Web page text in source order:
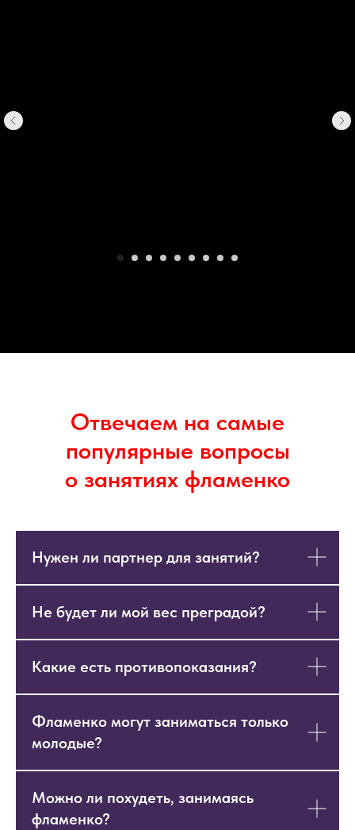
Отвечаем на самые
популярные вопросы
о занятиях фламенко
Нужен ли партнер для занятий?
Не будет ли мой вес преградой?
Какие есть противопоказания?
Фламенко могут заниматься только
молодые?
Можно ли похудеть, занимаясь
фламенко?